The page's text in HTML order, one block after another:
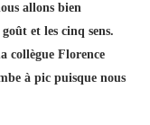
allons bien
et les cinq sens.
collègue Florence
à pic puisque nous